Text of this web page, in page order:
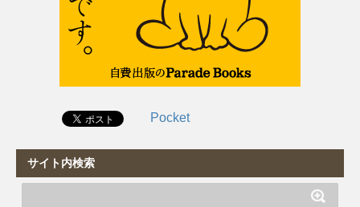
Pocket
サイト内検索